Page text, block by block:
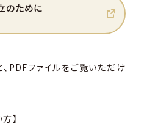
のために
PDFファイルをご覧いただけ
】